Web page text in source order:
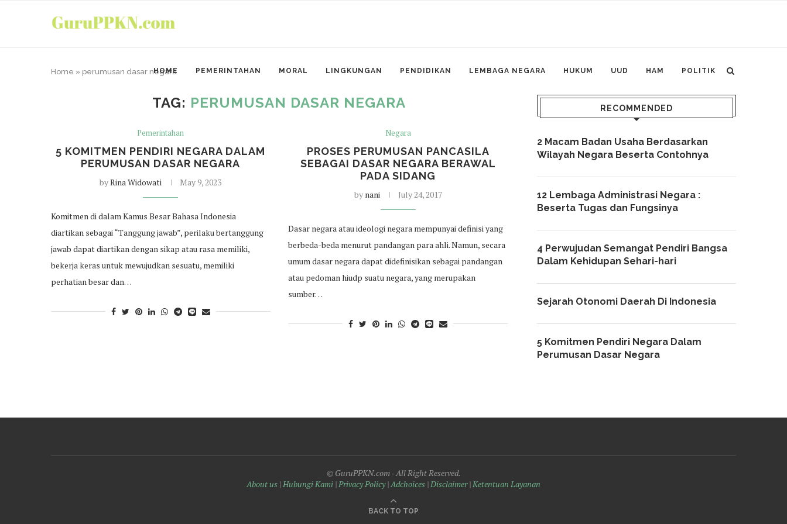
HOME PEMERINTAHAN MORAL LINGKUNGAN PENDIDIKAN LEMBAGA NEGARA HUKUM UUD HAM POLITIK
Home » perumusan dasar negara
TAG: PERUMUSAN DASAR NEGARA
Pemerintahan
5 KOMITMEN PENDIRI NEGARA DALAM
PERUMUSAN DASAR NEGARA
byRina Widowati May 9, 2023
Komitmen di dalam Kamus Besar Bahasa Indonesia
diartikan sebagai “Tanggung jawab”, perilaku bertanggung
jawab dapat diartikan dengan sikap atau rasa memiliki,
bekerja keras untuk mewujudkan sesuatu, memiliki
perhatian besar dan…
Negara
PROSES PERUMUSAN PANCASILA
SEBAGAI DASAR NEGARA BERAWAL
PADA SIDANG
by nani July 24, 2017
Dasar negara atau ideologi negara mempunyai definisi yang
berbeda-beda menurut pandangan para ahli. Namun, secara
umum dasar negara dapat didefinisikan sebagai pandangan
atau pedoman hiudp suatu negara, yang merupakan
sumber…
RECOMMENDED
2 Macam Badan Usaha Berdasarkan
Wilayah Negara Beserta Contohnya
12 Lembaga Administrasi Negara :
Beserta Tugas dan Fungsinya
4 Perwujudan Semangat Pendiri Bangsa
Dalam Kehidupan Sehari-hari
Sejarah Otonomi Daerah Di Indonesia
5 Komitmen Pendiri Negara Dalam
Perumusan Dasar Negara
© GuruPPKN.com - All Right Reserved.
About us |Hubungi Kami |Privacy Policy|Adchoices |Disclaimer|Ketentuan Layanan
BACK TO TOP